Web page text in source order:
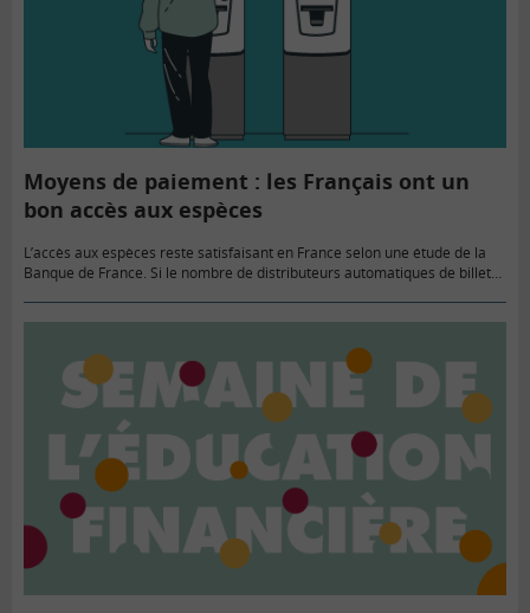
Moyens de paiement : les Français ont un
bon accès aux espèces
L’accès aux espèces reste satisfaisant en France selon une étude de la
Banque de France. Si le nombre de distributeurs automatiques de billet